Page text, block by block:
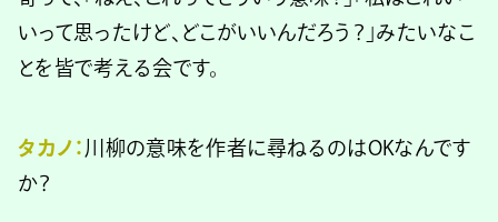
いって思ったけど、どこがいいんだろう？」みたいなこ
とを皆で考える会です。
タカノ： 川柳の意味を作者に尋ねるのはOKなんです
か？